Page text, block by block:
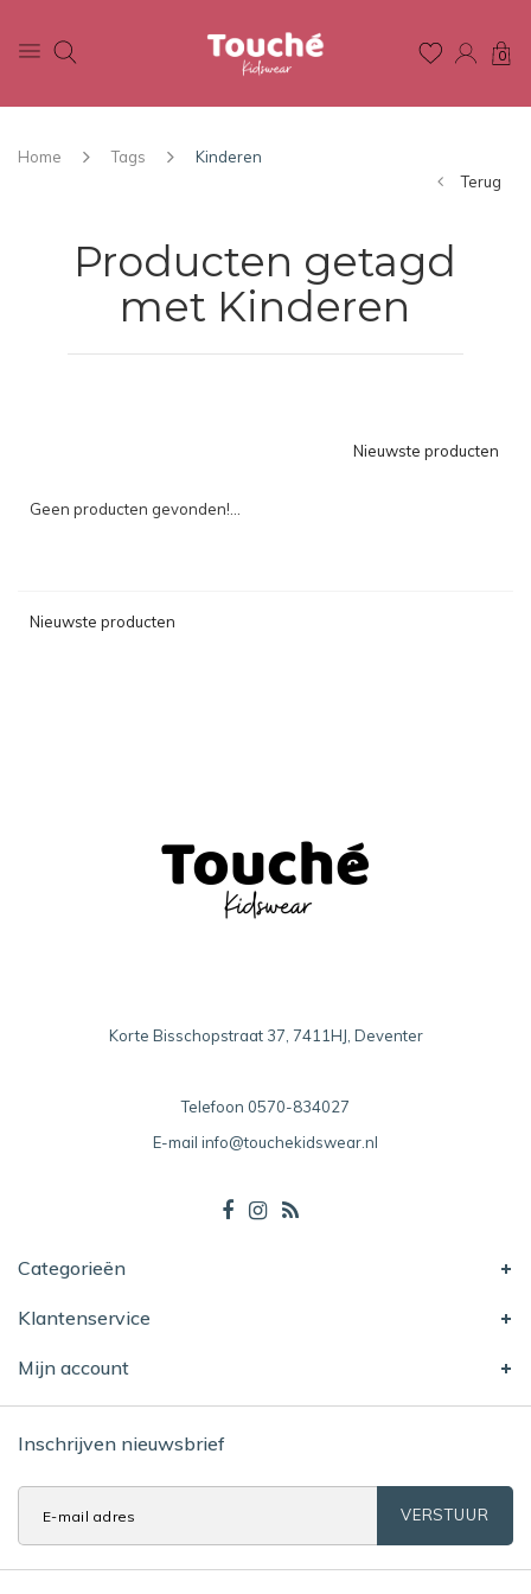
0
Home Tags
Kinderen
Terug
Producten getagd
met Kinderen
Nieuwste producten
Geen producten gevonden!...
Nieuwste producten
Korte Bisschopstraat 37, 7411HJ, Deventer
Telefoon 0570-834027
E-mail info@touchekidswear.nl
Categorieën
Klantenservice
Mijn account
Inschrijven nieuwsbrief
VERSTUUR